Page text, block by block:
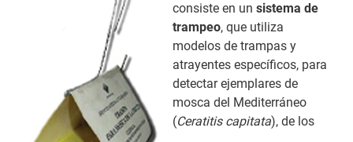
consiste en un sistema de
trampeo, que utiliza
modelos de trampas y
atrayentes específicos, para
detectar ejemplares de
mosca del Mediterráneo
(Ceratitis capitata), de los